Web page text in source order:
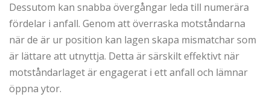
Dessutom kan snabba övergångar leda till numerära
fördelar i anfall. Genom att överraska motståndarna
när de är ur position kan lagen skapa mismatchar som
är lättare att utnyttja. Detta är särskilt effektivt när
motståndarlaget är engagerat i ett anfall och lämnar
öppna ytor.